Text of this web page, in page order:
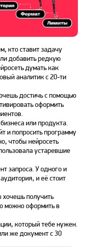
кто ставит задачу
добавить редкую
думать как
аналитик с 20-ти
достичь с помощью
оформить
или продукта.
и попросить программу
чтобы нейросеть
устаревшие
запроса. У одного и
и её стоит
получить
можно оформить в
который тебе нужен.
же документ с 30